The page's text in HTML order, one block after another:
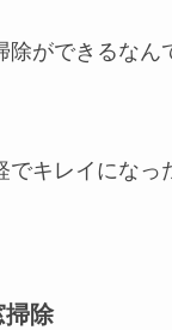
除ができるなん
でキレイになっ
掃除